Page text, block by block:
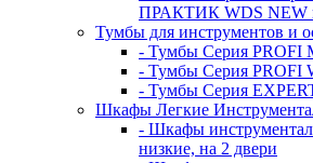
ПРАКТИК WDS NEW
Тумбы для инструментов и
- Тумбы Серия PROFI
- Тумбы Серия PROFI
- Тумбы Серия
Шкафы Легкие
- Шкафы
низкие, на 2 двери